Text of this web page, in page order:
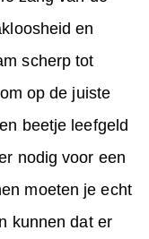
en
scherp tot
op de juiste
beetje leefgeld
nodig voor een
moeten je echt
kunnen dat er